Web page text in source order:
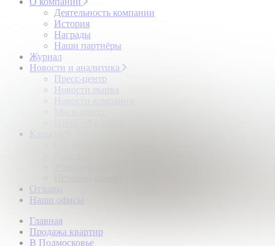
Деятельность компании
История
Награды
Наши партнёры
Журнал
Новости и аналитика
Пресс-центр
Новости рынка
Новости компании
Карьера
Отзывы
Наши офисы
Главная
Продажа квартир
В Подмосковье